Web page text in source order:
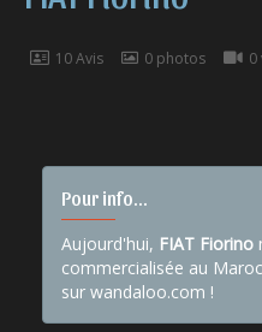
10 Avis 0 photos 0
Pour info...
Aujourd'hui, FIAT Fiorino
commercialisée au
sur wandaloo.com !